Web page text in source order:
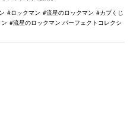
コッ…
ロックマン 流星のロックマン
カプくじ
流星のロックマン パーフェクトコレクシ